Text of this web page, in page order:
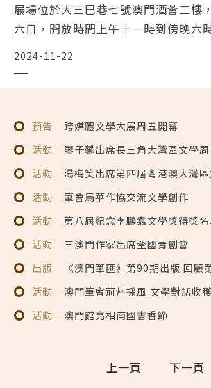
展場位於大三巴巷七號澳門酒薈二樓
六日，開放時間上午十一時到傍晚六
2024-11-22
預告
跨媒體文學大展周五開幕
活動
廖子馨出席長三角大灣區文學周
活動
湯梅笑出席第四屆粵港澳大灣區
活動
筆會馬華作協交流文學創作
活動
第八屆紀念李鵬翥文學獎得獎
活動
三澳門作家出席全國青創會
出版
《澳門筆匯》第90期出版 回
活動
澳門筆會荊州採風 文學對話收
活動
澳門館亮相南國書香節
上一頁 下一頁